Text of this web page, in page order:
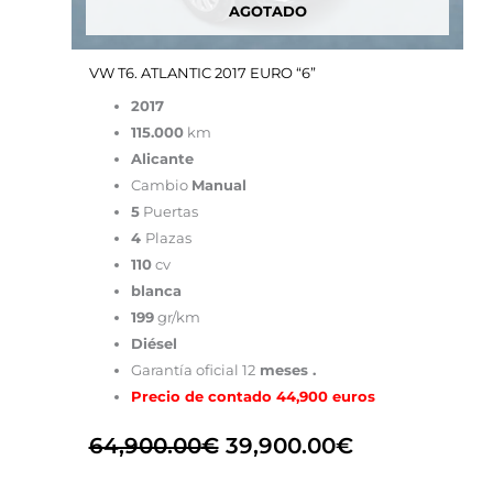
AGOTADO
VW T6. ATLANTIC 2017 EURO “6”
2017
115.000km
Alicante
Cambio Manual
5Puertas
4 Plazas
110cv
blanca
199gr/km
Diésel
Garantía oficial 12meses .
Precio de contado 44,900 euros
64,900.00€ 39,900.00€